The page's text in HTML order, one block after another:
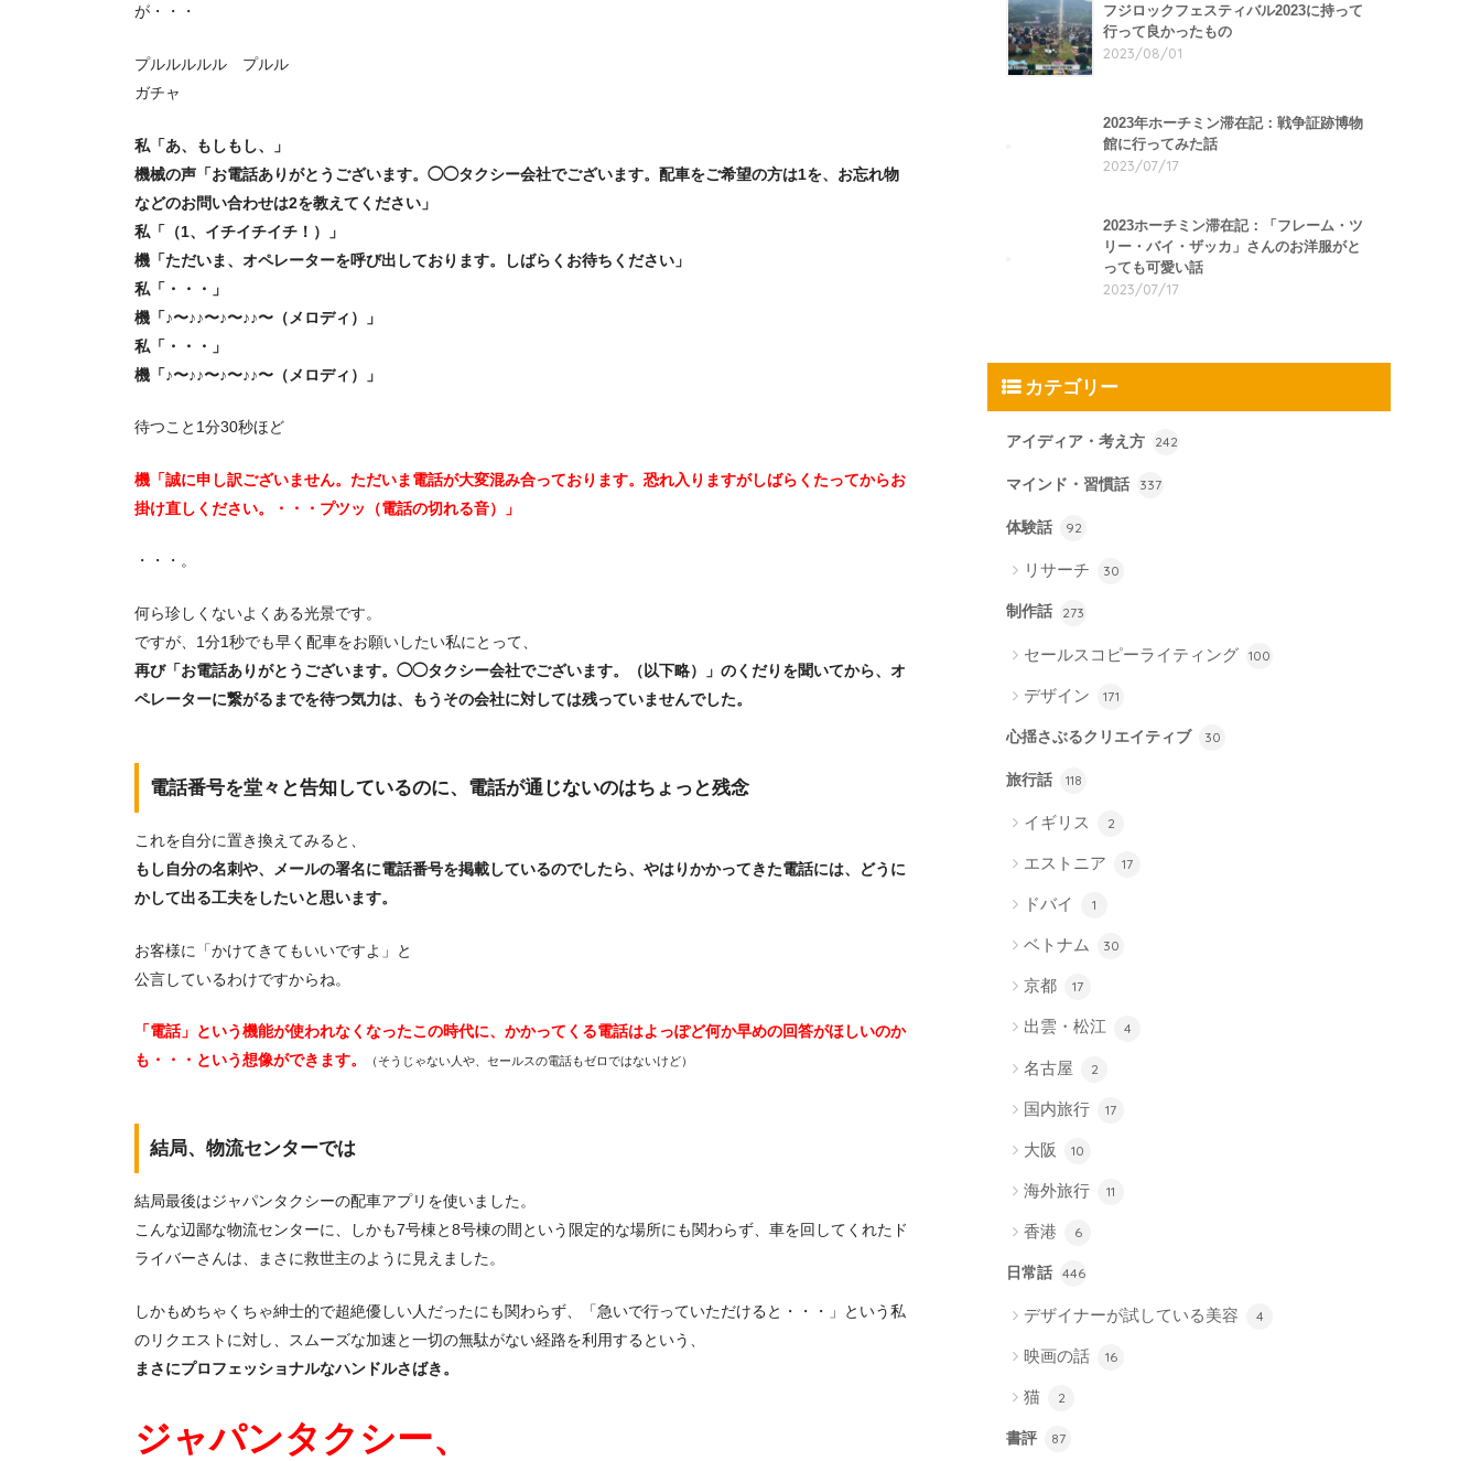
が・・・
プルルルルル プルル
ガチャ
私「あ、もしもし、」
機械の声「お電話ありがとうございます。◯◯タクシー会社でございます。配車をご希望の方は1を、お忘れ物
などのお問い合わせは2を教えてください」
私「（1、イチイチイチ！）」
機「ただいま、オペレーターを呼び出しております。しばらくお待ちください」
私「・・・」
機「♪〜♪♪〜♪〜♪♪〜（メロディ）」
私「・・・」
機「♪〜♪♪〜♪〜♪♪〜（メロディ）」
待つこと1分30秒ほど
機「誠に申し訳ございません。ただいま電話が大変混み合っております。恐れ入りますがしばらくたってからお
掛け直しください。・・・プツッ（電話の切れる音）」
・・・。
何ら珍しくないよくある光景です。
ですが、1分1秒でも早く配車をお願いしたい私にとって、
再び「お電話ありがとうございます。◯◯タクシー会社でございます。（以下略）」のくだりを聞いてから、オ
ペレーターに繋がるまでを待つ気力は、もうその会社に対しては残っていませんでした。
電話番号を堂々と告知しているのに、電話が通じないのはちょっと残念
これを自分に置き換えてみると、
もし自分の名刺や、メールの署名に電話番号を掲載しているのでしたら、やはりかかってきた電話には、どうに
かして出る工夫をしたいと思います。
お客様に「かけてきてもいいですよ」と
公言しているわけですからね。
「電話」という機能が使われなくなったこの時代に、かかってくる電話はよっぽど何か早めの回答がほしいのか
も・・・という想像ができます。
（そうじゃない人や、セールスの電話もゼロではないけど）
結局、物流センターでは
結局最後はジャパンタクシーの配車アプリを使いました。
こんな辺鄙な物流センターに、しかも7号棟と8号棟の間という限定的な場所にも関わらず、車を回してくれたド
ライバーさんは、まさに救世主のように見えました。
しかもめちゃくちゃ紳士的で超絶優しい人だったにも関わらず、「急いで行っていただけると・・・」という私
のリクエストに対し、スムーズな加速と一切の無駄がない経路を利用するという、
まさにプロフェッショナルなハンドルさばき。
ジャパンタクシー、
フジロックフェスティバル2023に持って
行って良かったもの
2023/08/01
2023年ホーチミン滞在記：戦争証跡博物
館に行ってみた話
2023/07/17
2023ホーチミン滞在記：「フレーム・ツ
リー・バイ・ザッカ」さんのお洋服がと
っても可愛い話
2023/07/17
カテゴリー
アイディア・考え方 242
マインド・習慣話 337
体験話 92
リサーチ 30
制作話 273
セールスコピーライティング 100
デザイン 171
心揺さぶるクリエイティブ 30
旅行話 118
イギリス 2
エストニア 17
ドバイ 1
ベトナム 30
京都 17
出雲・松江 4
名古屋 2
国内旅行 17
大阪 10
海外旅行 11
香港 6
日常話 446
デザイナーが試している美容 4
映画の話 16
猫 2
書評 87